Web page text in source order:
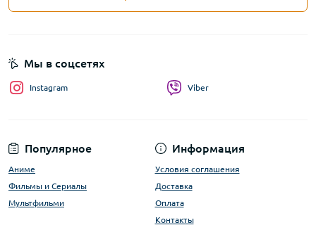
Популярное
Аниме
Фильмы и Сериалы
Мультфильми
Информация
Условия соглашения
Доставка
Оплата
Контакты
Мы в соцсетях
Instagram Viber